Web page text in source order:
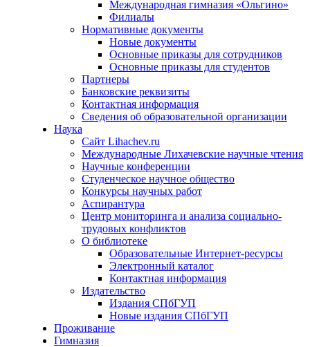
Международная гимназия «Ольгино»
Филиалы
Нормативные документы
Новые документы
Основные приказы для сотрудников
Основные приказы для студентов
Партнеры
Банковские реквизиты
Контактная информация
Сведения об образовательной организации
Наука
Сайт Lihachev.ru
Международные Лихачевские научные чтения
Научные конференции
Студенческое научное общество
Конкурсы научных работ
Аспирантура
Центр мониторинга и анализа социально-
трудовых конфликтов
О библиотеке
Образовательные Интернет-ресурсы
Электронный каталог
Контактная информация
Издательство
Издания СПбГУП
Новые издания СПбГУП
Проживание
Гимназия